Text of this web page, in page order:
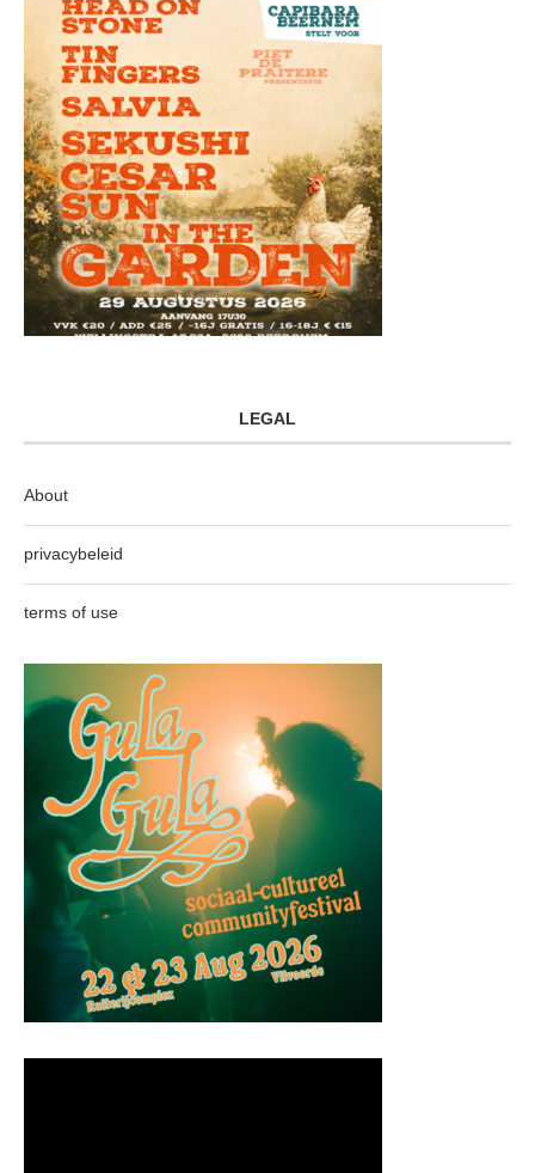
LEGAL
About
privacybeleid
terms of use